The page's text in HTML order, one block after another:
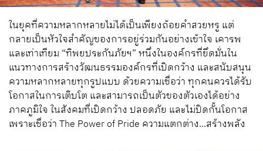
ในยุคที่ความหลากหลายไม่ได้เป็นเพียงถ้อยคำสวยหรู แต่
กลายเป็นหัวใจสำคัญของการอยู่ร่วมกันอย่างเข้าใจ เคารพ
และเท่าเทียม “ทิพยประกันภัยฯ” หนึ่งในองค์กรที่ยึดมั่นใน
แนวทางการสร้างวัฒนธรรมองค์กรที่เปิดกว้าง และสนับสนุน
ความหลากหลายทุกรูปแบบ ด้วยความเชื่อว่า ทุกคนควรได้รับ
โอกาสในการเติบโต และสามารถเป็นตัวของตัวเองได้อย่าง
ภาคภูมิใจ ในสังคมที่เปิดกว้าง ปลอดภัย และไม่ปิดกั้นโอกาส
เพราะเชื่อว่า The Power of Pride ความแตกต่าง...สร้างพลัง